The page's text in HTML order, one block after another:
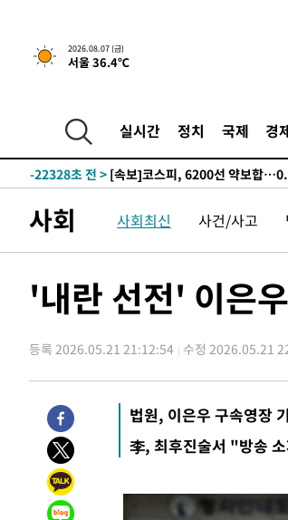
2026.08.07 (금)
서울 36.4℃
실시간 정치 국제 경
-26532초 전 >SK하이닉스, 용인·청주 팹에 54
응"
-22375초 전 >
[속보]코스닥, 2.86포인트
-22328초 전 >[속보]코스피, 6200선 약보합
-22308초 전 > [속보]원·달러 환율, 7.7원 내린
-22197초 전 >
-19287초 전 >
[속보]종합특검, '계엄 수용공간
-18160초 전 >외신들도 주목한 韓축구 파문…"
-18131초 전 >
11시간 압수수색에 성접대 파문
-17153초 전 >
[속보]규제합리화위원회 부위원
-8836초 전 >[속보] 7월 중국 수출 23.9%↑ 수
-5996초 전 >[속보]'채상병 순직 책임' 임성근,
-5862초 전 >
[속보]종합특검, '관저이전 봐주기
-2462초 전 >
-30348초 전 >
"낮 기온 소폭 하락"…수도권 폭
-30312초 전 >
선포
-30275초 전 >
[단독]중수청 지원 검사들, 정원
사회 사회최신 사건/사고
'내란 선전' 이은
등록 2026.05.21 21:12:54 수정 2026.05.21
법원, 이은우 구속영장
李, 최후진술서 "방송